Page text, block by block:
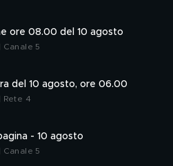
ore 08.00 del 10 agosto
Canale 5
del 10 agosto, ore 06.00
Rete 4
- 10 agosto
Canale 5